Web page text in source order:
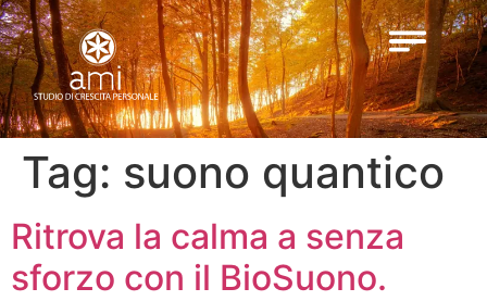
Tag: suono quantico
Ritrova la calma a senza
sforzo con il BioSuono.